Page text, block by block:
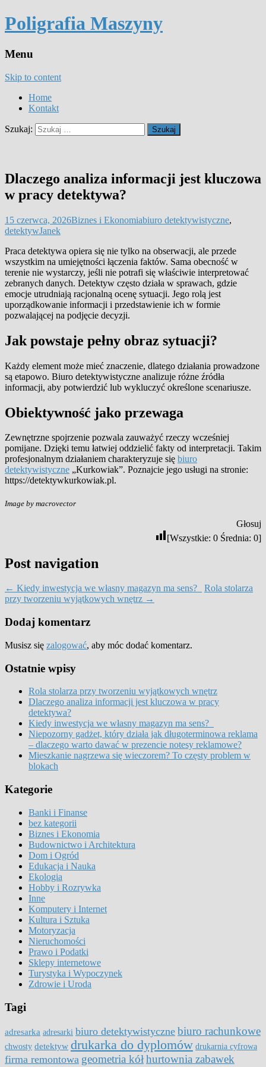
Poligrafia Maszyny
Menu
Skip to content
Home
Kontakt
Szukaj:
Dlaczego analiza informacji jest kluczowa
w pracy detektywa?
15 czerwca, 2026Biznes i Ekonomiabiuro detektywistyczne,
detektywJanek
Praca detektywa opiera się nie tylko na obserwacji, ale przede
wszystkim na umiejętności łączenia faktów. Sama obecność w
terenie nie wystarczy, jeśli nie potrafi się właściwie interpretować
zebranych danych. Detektyw często działa w sprawach, gdzie
emocje utrudniają racjonalną ocenę sytuacji. Jego rolą jest
uporządkowanie informacji i przedstawienie ich w formie
pozwalającej na podjęcie decyzji.
Jak powstaje pełny obraz sytuacji?
Każdy element może mieć znaczenie, dlatego działania prowadzone
są etapowo. Biuro detektywistyczne analizuje różne źródła
informacji, aby potwierdzić lub wykluczyć określone scenariusze.
Obiektywność jako przewaga
Zewnętrzne spojrzenie pozwala zauważyć rzeczy wcześniej
pomijane. Dzięki temu łatwiej oddzielić fakty od interpretacji. Takim
profesjonalnym działaniem charakteryzuje się biuro
detektywistyczne „Kurkowiak”. Poznajcie jego usługi na stronie:
https://detektywkurkowiak.pl.
Image by macrovector
Głosuj
[Wszystkie: 0 Średnia: 0]
Post navigation
← Kiedy inwestycja we własny magazyn ma sens?
Rola stolarza
przy tworzeniu wyjątkowych wnętrz →
Dodaj komentarz
Musisz się zalogować, aby móc dodać komentarz.
Ostatnie wpisy
Rola stolarza przy tworzeniu wyjątkowych wnętrz
Dlaczego analiza informacji jest kluczowa w pracy
detektywa?
Kiedy inwestycja we własny magazyn ma sens?
Niepozorny gadżet, który działa jak długoterminowa reklama
– dlaczego warto dawać w prezencie notesy reklamowe?
Mieszkanie nagrzewa się wieczorem? To częsty problem w
blokach
Kategorie
Banki i Finanse
bez kategorii
Biznes i Ekonomia
Budownictwo i Architektura
Dom i Ogród
Edukacja i Nauka
Ekologia
Hobby i Rozrywka
Inne
Komputery i Internet
Kultura i Sztuka
Motoryzacja
Nieruchomości
Prawo i Podatki
Sklepy internetowe
Turystyka i Wypoczynek
Zdrowie i Uroda
Tagi
adresarka adresarki biuro detektywistyczne biuro rachunkowe
chwosty detektyw drukarka do dyplomów drukarnia cyfrowa
firma remontowa geometria kółhurtownia zabawek